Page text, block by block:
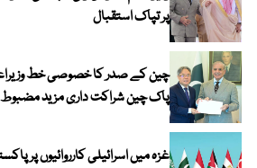
پر تپاک استقبال
چین کے صدر کا خصوصی خط
پاک چین شراکت داری مزید مضبوط